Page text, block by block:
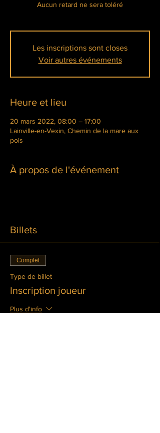
Aucun retard ne sera toléré
Les inscriptions sont closes
Voir autres événements
Heure et lieu
20 mars 2022, 08:00 – 17:00
Lainville-en-Vexin, Chemin de la mare aux
pois
À propos de l'événement
Billets
Complet
Type de billet
Inscription joueur
Plus d'info